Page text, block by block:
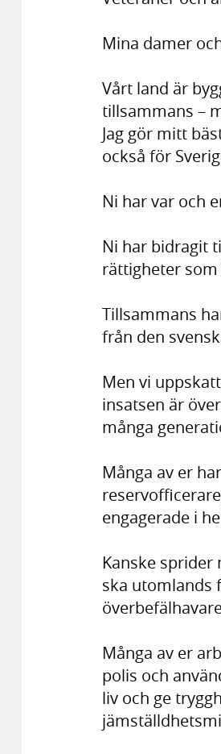
Mina damer
Vårt land är
tillsammans –
Jag gör mitt
också för
Ni har var och
Ni har bidragit
rättigheter
Tillsammans
från den
Men vi
insatsen är
många
Många av er
engagerade i
Kanske
ska utomlands
Många av er
polis och
liv och ge